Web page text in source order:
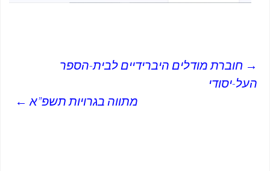
ניווט
→ חוברת מודלים היברידיים לבית-הספר
העל-יסודי
מתווה בגרויות תשפ”א ←